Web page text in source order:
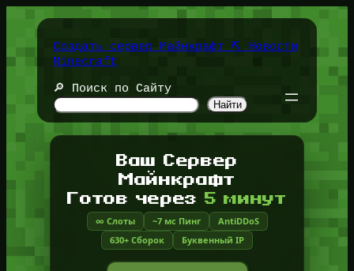
содержимомуСоздать сервер Майнкрафт ⛏️ Новости
Minecraft
🔎 Поиск по Сайту
Найти
Ваш Сервер
Майнкрафт
Готов через 5 минут
∞ Слоты ~7 мс Пинг
AntiDDoS
630+ Сборок
Буквенный IP